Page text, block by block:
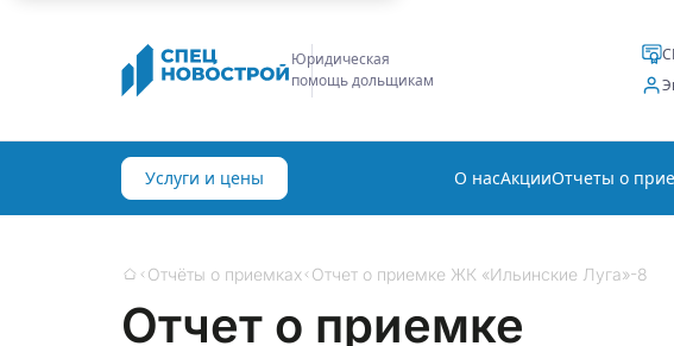
Строительная
экспертиза
Услуги и цены О насАкцииОтчеты о
Главная
Отчёты о приемках Отчет о приемке ЖК «Ильинские Луга»-8
Отчет о приемке